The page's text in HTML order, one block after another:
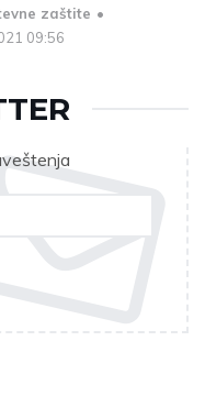
zaštite
09:56